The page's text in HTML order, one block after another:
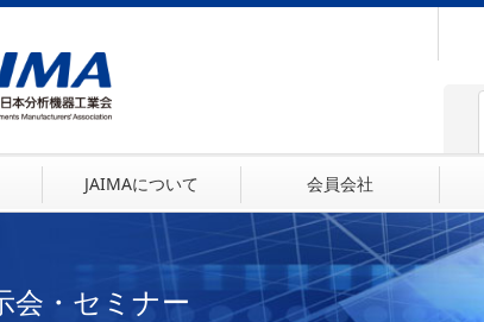
JAIMAについて 会員会社
会・セミナー